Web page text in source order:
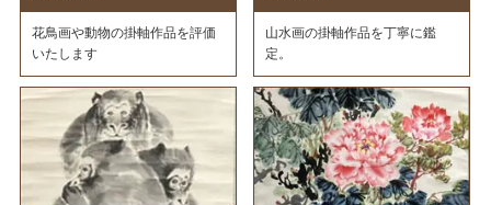
花鳥画や動物の掛軸作品を評価
いたします
山水画の掛軸作品を丁寧に鑑
定。